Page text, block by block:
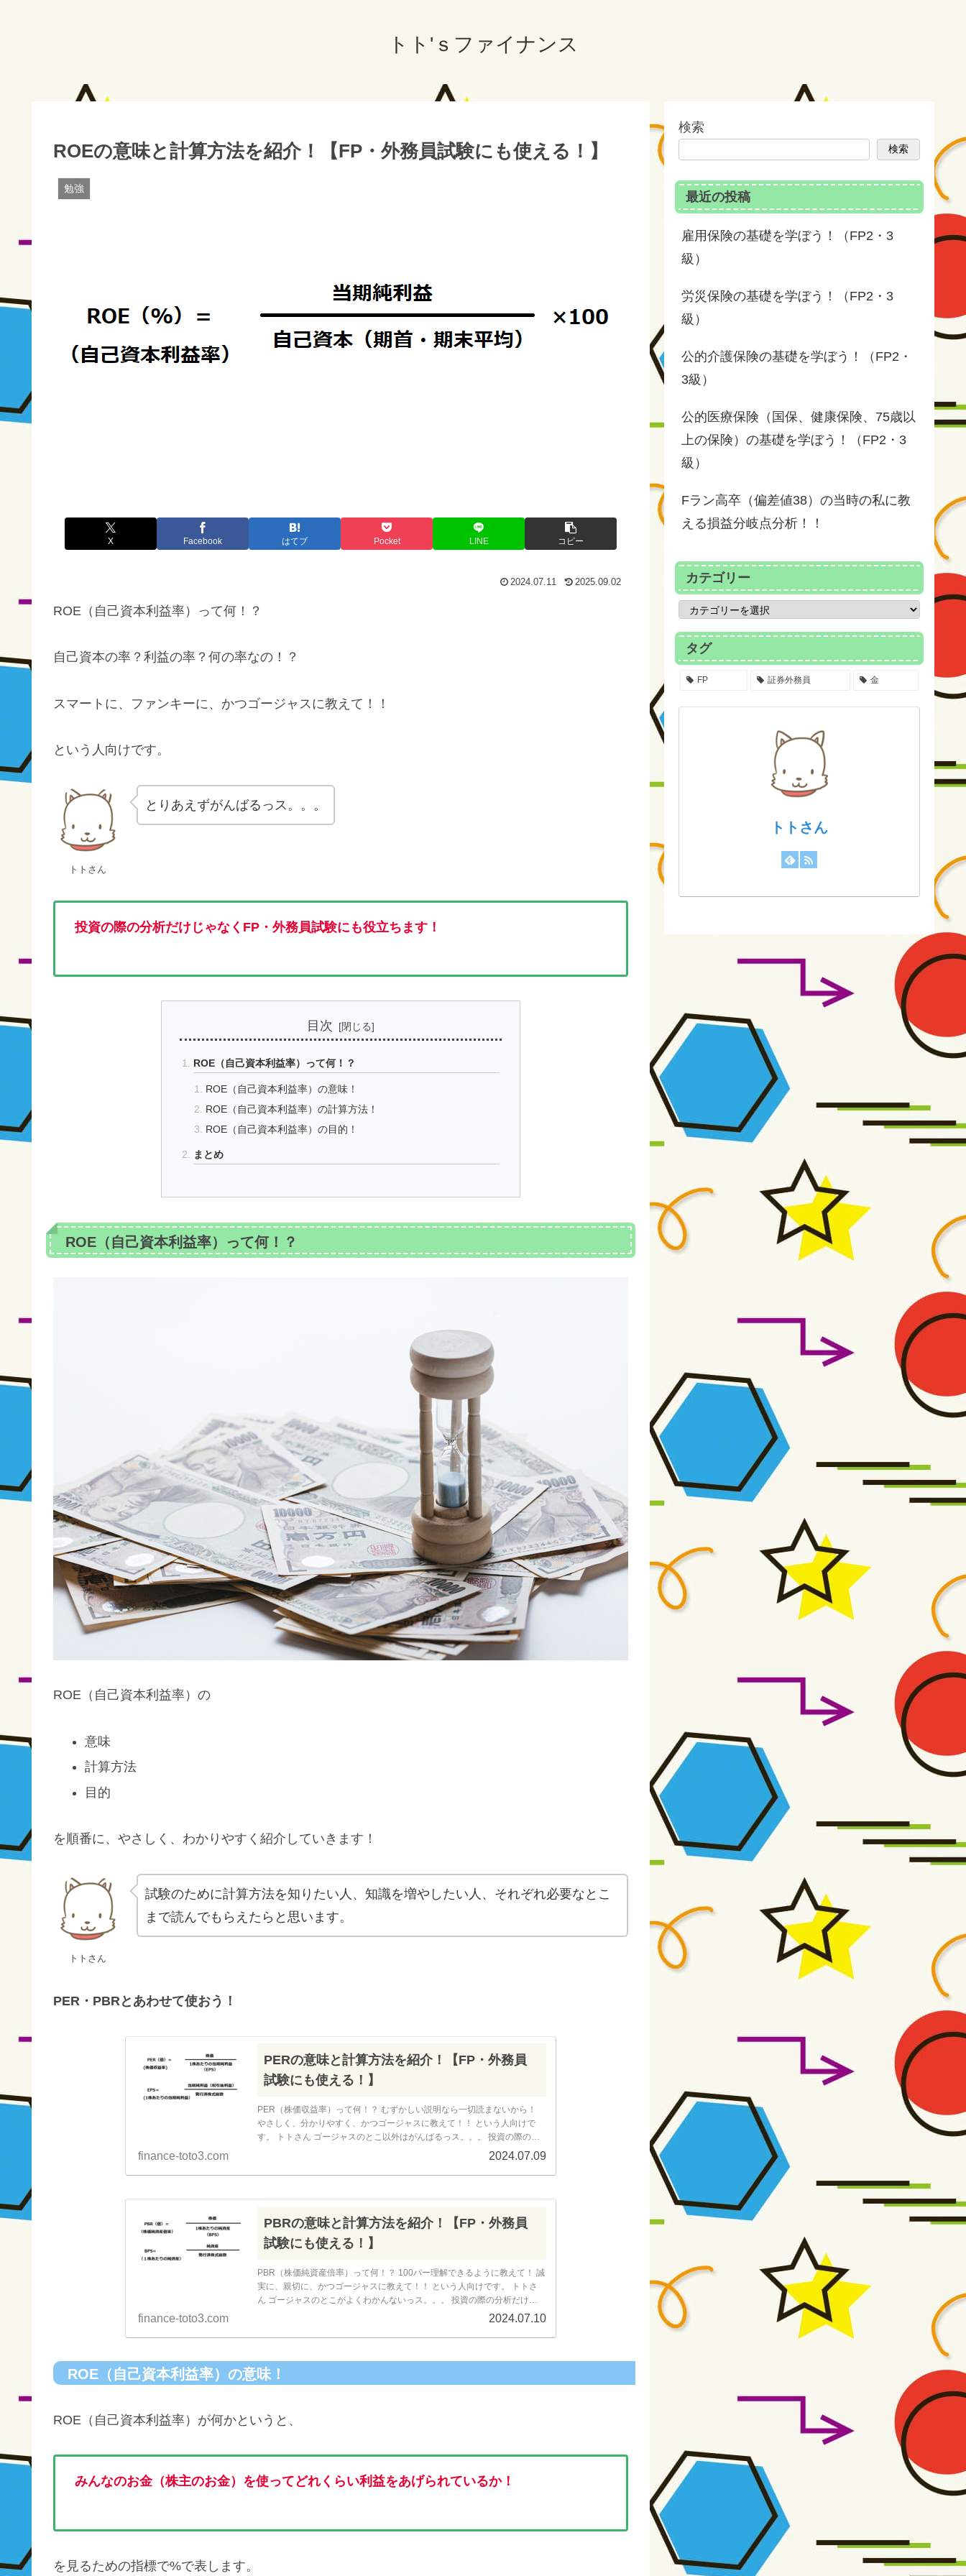
トト'ｓファイナンス
ROEの意味と計算方法を紹介！【FP・外務員試験にも使える！】
勉強
X Facebook はてブ Pocket LINE コピー
2024.07.11 2025.09.02
ROE（自己資本利益率）って何！？
自己資本の率？利益の率？何の率なの！？
スマートに、ファンキーに、かつゴージャスに教えて！！
という人向けです。
トトさん
とりあえずがんばるっス。。。
投資の際の分析だけじゃなくFP・外務員試験にも役立ちます！
目次
ROE（自己資本利益率）って何！？
ROE（自己資本利益率）の意味！
ROE（自己資本利益率）の計算方法！
ROE（自己資本利益率）の目的！
まとめ
ROE（自己資本利益率）って何！？
ROE（自己資本利益率）の
意味
計算方法
目的
を順番に、やさしく、わかりやすく紹介していきます！
トトさん
試験のために計算方法を知りたい人、知識を増やしたい人、それぞれ必要なとこ
まで読んでもらえたらと思います。
PER・PBRとあわせて使おう！
PERの意味と計算方法を紹介！【FP・外務員
試験にも使える！】
PER（株価収益率）って何！？ むずかしい説明なら一切読まないから！
やさしく、分かりやすく、かつゴージャスに教えて！！ という人向けで
す。 トトさん ゴージャスのとこ以外はがんばるっス。。。 投資の際の分
finance-toto3.com 2024.07.09
PBRの意味と計算方法を紹介！【FP・外務員
試験にも使える！】
PBR（株価純資産倍率）って何！？ 100パー理解できるように教えて！ 誠
実に、親切に、かつゴージャスに教えて！！ という人向けです。 トトさ
ん ゴージャスのとこがよくわかんないっス。。。 投資の際の分析だけじ
finance-toto3.com 2024.07.10
ROE（自己資本利益率）の意味！
ROE（自己資本利益率）が何かというと、
みんなのお金（株主のお金）を使ってどれくらい利益をあげられているか！
を見るための指標で%で表します。
検索
検索
最近の投稿
雇用保険の基礎を学ぼう！（FP2・3
級）
労災保険の基礎を学ぼう！（FP2・3
級）
公的介護保険の基礎を学ぼう！（FP2・
3級）
公的医療保険（国保、健康保険、75歳以
上の保険）の基礎を学ぼう！（FP2・3
級）
Fラン高卒（偏差値38）の当時の私に教
える損益分岐点分析！！
カテゴリー
タグ
FP 証券外務員 金
トトさん